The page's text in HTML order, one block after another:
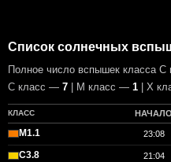
Список солнечных
Полное число вспышек класса
С класс — 7 | М класс — 1 | X
КЛАСС НАЧАЛО
M1.1 23:08
C3.8 21:04